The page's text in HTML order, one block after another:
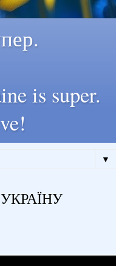
is super.
▼